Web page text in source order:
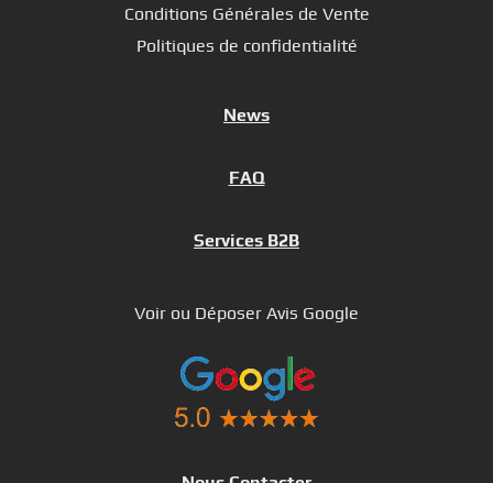
Conditions Générales de Vente
Politiques de confidentialité
News
FAQ
Services B2B
Voir ou Déposer Avis Google